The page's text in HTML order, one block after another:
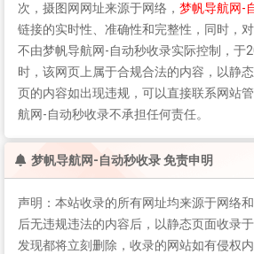
次， 摄图网 网址来源于网络， 梦帆导航网-
链接的实时性、准确性和完整性，同时，
不由梦帆导航网-自动秒收录实际控制，于
时，该网页上属于合规合法的内容，以静
页的内容如出现违规，可以直接联系网站
航网-自动秒收录不承担任何责任。
梦帆导航网-自动秒收录 免责申明
声明：本站收录的所有网址均来源于网络
后无违规违法的内容后，以静态页面收录
发现都将立刻删除，收录的网站如有侵权